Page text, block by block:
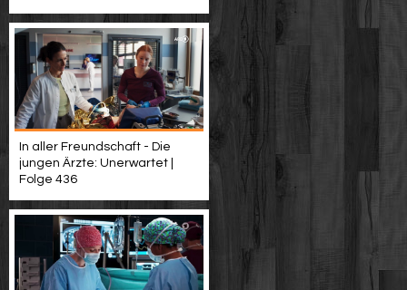
In aller Freundschaft - Die
jungen Ärzte: Unerwartet |
Folge 436